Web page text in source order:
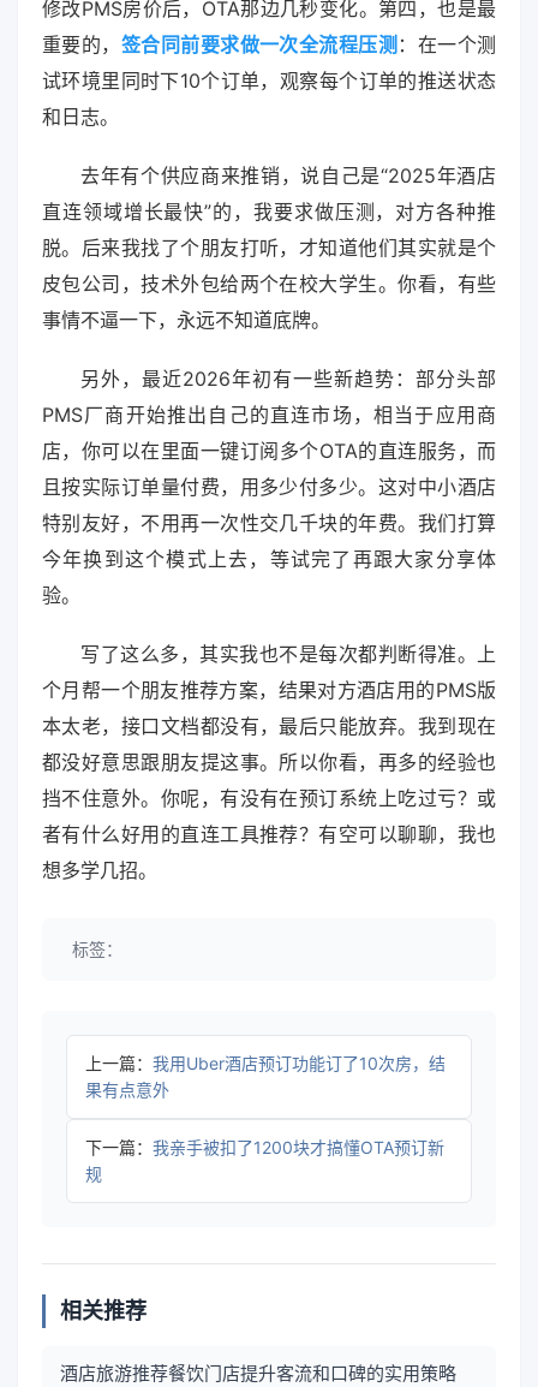
修改PMS房价后，OTA那边几秒变化。第四，也是最
重要的， 签合同前要求做一次全流程压测 ：在一个测
试环境里同时下10个订单，观察每个订单的推送状态
和日志。
去年有个供应商来推销，说自己是“2025年酒店
直连领域增长最快”的，我要求做压测，对方各种推
脱。后来我找了个朋友打听，才知道他们其实就是个
皮包公司，技术外包给两个在校大学生。你看，有些
事情不逼一下，永远不知道底牌。
另外，最近2026年初有一些新趋势：部分头部
PMS厂商开始推出自己的直连市场，相当于应用商
店，你可以在里面一键订阅多个OTA的直连服务，而
且按实际订单量付费，用多少付多少。这对中小酒店
特别友好，不用再一次性交几千块的年费。我们打算
今年换到这个模式上去，等试完了再跟大家分享体
验。
写了这么多，其实我也不是每次都判断得准。上
个月帮一个朋友推荐方案，结果对方酒店用的PMS版
本太老，接口文档都没有，最后只能放弃。我到现在
都没好意思跟朋友提这事。所以你看，再多的经验也
挡不住意外。你呢，有没有在预订系统上吃过亏？或
者有什么好用的直连工具推荐？有空可以聊聊，我也
想多学几招。
标签：
上一篇： 我用Uber酒店预订功能订了10次房，结
果有点意外
下一篇： 我亲手被扣了1200块才搞懂OTA预订新
规
相关推荐
酒店旅游推荐餐饮门店提升客流和口碑的实用策略